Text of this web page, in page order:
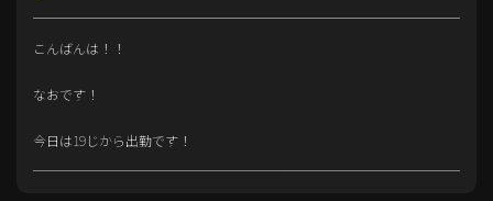
こんばんは！！
なおです！
今日は19じから出勤です！